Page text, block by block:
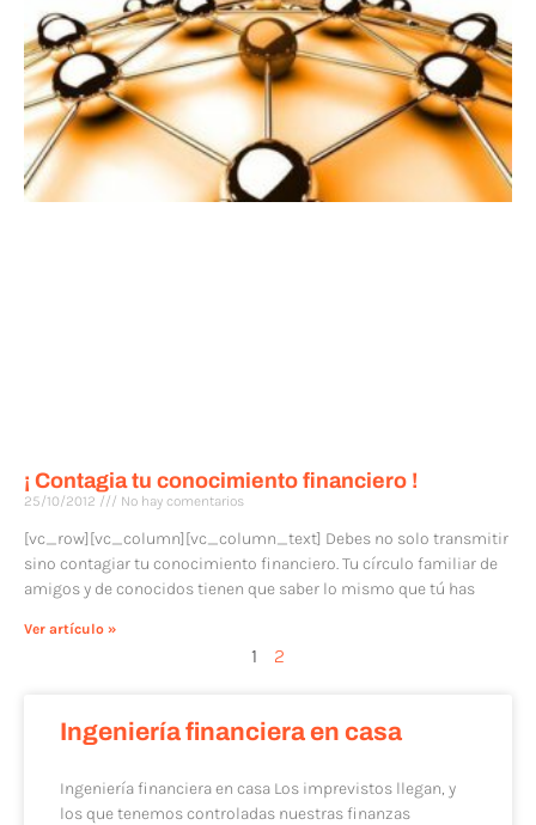
¡ Contagia tu conocimiento financiero !
25/10/2012 No hay comentarios
[vc_row][vc_column][vc_column_text] Debes no solo transmitir
sino contagiar tu conocimiento financiero. Tu círculo familiar de
amigos y de conocidos tienen que saber lo mismo que tú has
Ver artículo »
1 2
Ingeniería financiera en casa
Ingeniería financiera en casa Los imprevistos llegan, y
los que tenemos controladas nuestras finanzas